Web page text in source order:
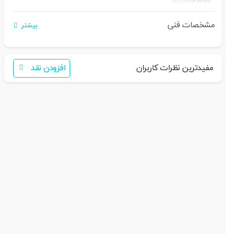
اگر برای خرید تمایل به عضویت در سایت ندارید،
فقط کافی است نام محصول
بفرستید
مشخصات فنی بیشتر
مفیدترین نظرات کاربران افزودن نقد